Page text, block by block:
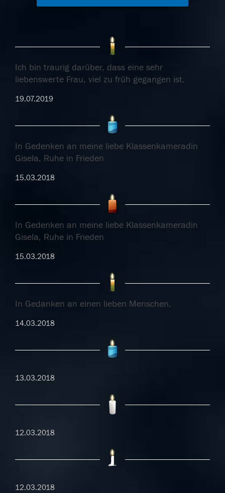
Ich bin traurig darüber, dass eine sehr
liebenswerte Frau, viel zu früh gegangen ist.
19.07.2019
In Gedenken an meine liebe Klassenkameradin
Gisela, Ruhe in Frieden
15.03.2018
In Gedenken an meine liebe Klassenkameradin
Gisela, Ruhe in Frieden
15.03.2018
In Gedanken an einen lieben Menschen.
14.03.2018
13.03.2018
12.03.2018
12.03.2018